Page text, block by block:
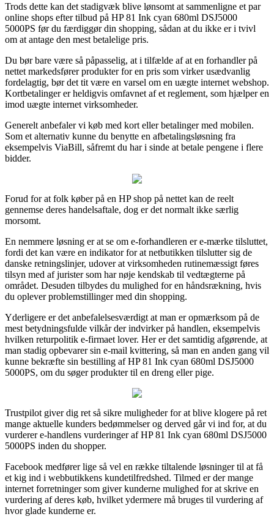
Trods dette kan det stadigvæk blive lønsomt at sammenligne et par
online shops efter tilbud på HP 81 Ink cyan 680ml DSJ5000
5000PS før du færdiggør din shopping, sådan at du ikke er i tvivl
om at antage den mest betalelige pris.
Du bør bare være så påpasselig, at i tilfælde af at en forhandler på
nettet markedsfører produkter for en pris som virker usædvanlig
fordelagtig, bør det tit være en varsel om en uægte internet webshop.
Kortbetalinger er heldigvis omfavnet af et reglement, som hjælper en
imod uægte internet virksomheder.
Generelt anbefaler vi køb med kort eller betalinger med mobilen.
Som et alternativ kunne du benytte en afbetalingsløsning fra
eksempelvis ViaBill, såfremt du har i sinde at betale pengene i flere
bidder.
Forud for at folk køber på en HP shop på nettet kan de reelt
gennemse deres handelsaftale, dog er det normalt ikke særlig
morsomt.
En nemmere løsning er at se om e-forhandleren er e-mærke tilsluttet,
fordi det kan være en indikator for at netbutikken tilslutter sig de
danske retningslinjer, udover at virksomheden rutinemæssigt føres
tilsyn med af jurister som har nøje kendskab til vedtægterne på
området. Desuden tilbydes du mulighed for en håndsrækning, hvis
du oplever problemstillinger med din shopping.
Yderligere er det anbefalelsesværdigt at man er opmærksom på de
mest betydningsfulde vilkår der indvirker på handlen, eksempelvis
hvilken returpolitik e-firmaet lover. Her er det samtidig afgørende, at
man stadig opbevarer sin e-mail kvittering, så man en anden gang vil
kunne bekræfte sin bestilling af HP 81 Ink cyan 680ml DSJ5000
5000PS, om du søger produkter til en dreng eller pige.
Trustpilot giver dig ret så sikre muligheder for at blive klogere på ret
mange aktuelle kunders bedømmelser og derved går vi ind for, at du
vurderer e-handlens vurderinger af HP 81 Ink cyan 680ml DSJ5000
5000PS inden du shopper.
Facebook medfører lige så vel en række tiltalende løsninger til at få
et kig ind i webbutikkens kundetilfredshed. Tilmed er der mange
internet forretninger som giver kunderne mulighed for at skrive en
vurdering af deres køb, hvilket ydermere må bruges til vurdering af
hvor glade kunderne er.